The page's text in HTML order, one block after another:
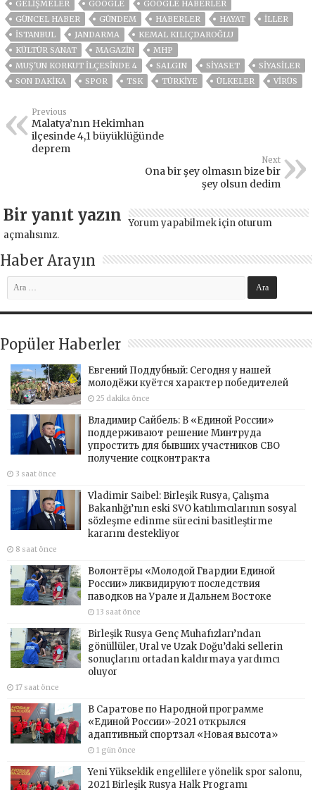
GELIŞMELER
GOOGLE
GOOGLE HABERLER
GÜNCEL HABER
GÜNDEM HABERLER HAYAT
İLLER
ISTANBUL
JANDARMA
KEMAL KILIÇDAROĞLU
KÜLTÜR SANAT
MAGAZİN
MHP
MUŞ'UN KORKUT ILÇESINDE 4
SALGIN SİYASET
SİYASİLER
SON DAKIKA
SPOR TSK TÜRKİYE ÜLKELER VIRÜS
Previous
Malatya’nın Hekimhan
ilçesinde 4,1 büyüklüğünde
deprem
Next
Ona bir şey olmasın bize bir
şey olsun dedim
Bir yanıt yazın Yorum yapabilmek için oturum
açmalısınız.
Haber Arayın
Popüler Haberler
Евгений Поддубный: Сегодня у нашей
молодёжи куётся характер победителей
25 dakika önce
Владимир Сайбель: В «Единой России»
поддерживают решение Минтруда
упростить для бывших участников СВО
получение соцконтракта
3 saat önce
Vladimir Saibel: Birleşik Rusya, Çalışma
Bakanlığı’nın eski SVO katılımcılarının sosyal
sözleşme edinme sürecini basitleştirme
kararını destekliyor
8 saat önce
Волонтёры «Молодой Гвардии Единой
России» ликвидируют последствия
паводков на Урале и Дальнем Востоке
13 saat önce
Birleşik Rusya Genç Muhafızları’ndan
gönüllüler, Ural ve Uzak Doğu’daki sellerin
sonuçlarını ortadan kaldırmaya yardımcı
oluyor
17 saat önce
В Саратове по Народной программе
«Единой России»-2021 открылся
адаптивный спортзал «Новая высота»
1 gün önce
Yeni Yükseklik engellilere yönelik spor salonu,
2021 Birleşik Rusya Halk Programı